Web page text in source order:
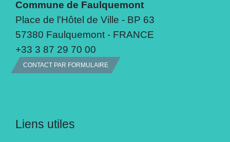
Commune de Faulquemont
Place de l'Hôtel de Ville - BP 63
57380 Faulquemont - FRANCE
+33 3 87 29 70 00
CONTACT PAR FORMULAIRE
Liens utiles